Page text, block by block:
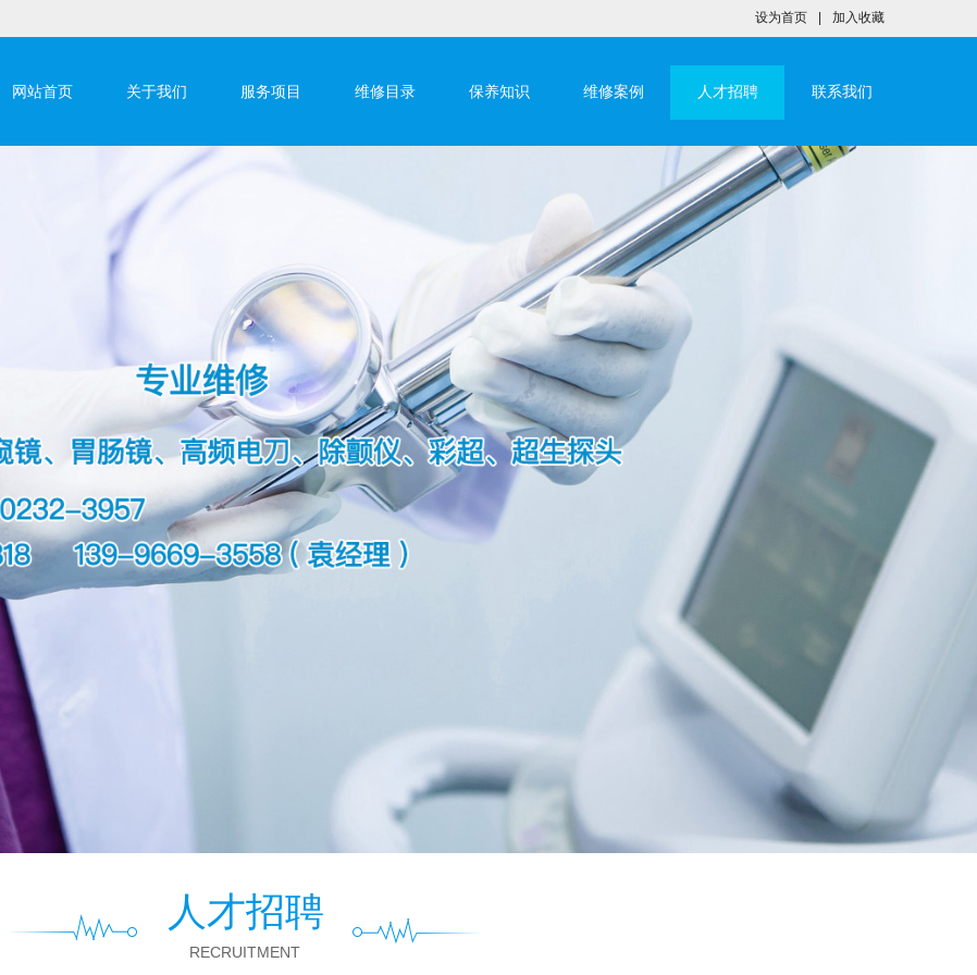
设为首页 加入收藏
网站首页 关于我们 服务项目 维修目录 保养知识 维修案例 人才招聘 联系我们
人才招聘
RECRUITMENT